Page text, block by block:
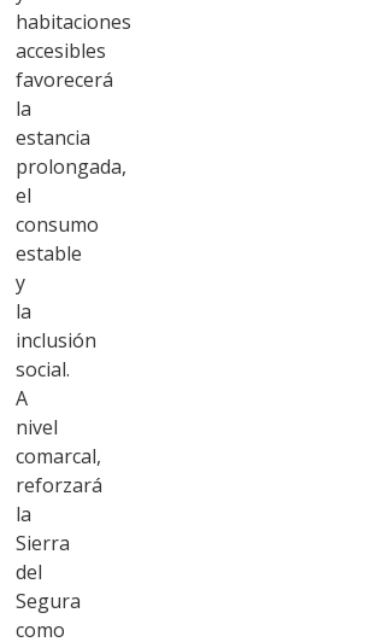
habitaciones
accesibles
favorecerá
la
estancia
prolongada,
el
consumo
estable
y
la
inclusión
social.
A
nivel
comarcal,
reforzará
la
Sierra
del
Segura
como